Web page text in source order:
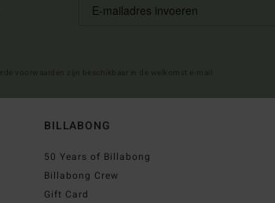
BILLABONG
50 Years of Billabong
Billabong Crew
Gift Card